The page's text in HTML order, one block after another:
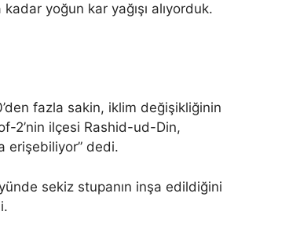
yoğun kar yağışı alıyorduk.
fazla sakin, iklim değişikliğinin
2’nin ilçesi Rashid-ud-Din,
erişebiliyor” dedi.
sekiz stupanın inşa edildiğini